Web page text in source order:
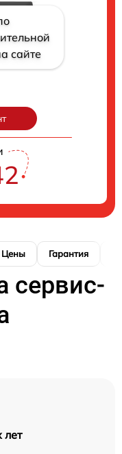
сайте
Цены Гарантия
сервис-
лет